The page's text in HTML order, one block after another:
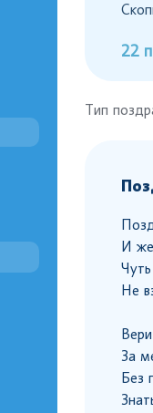
22
Тип
И
Не
За
Без